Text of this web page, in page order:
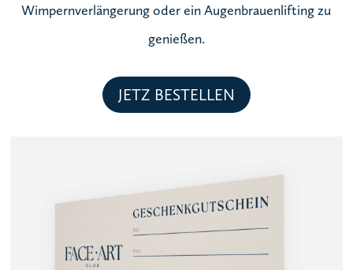
Wimpernverlängerung oder ein Augenbrauenlifting zu
genießen.
JETZ BESTELLEN